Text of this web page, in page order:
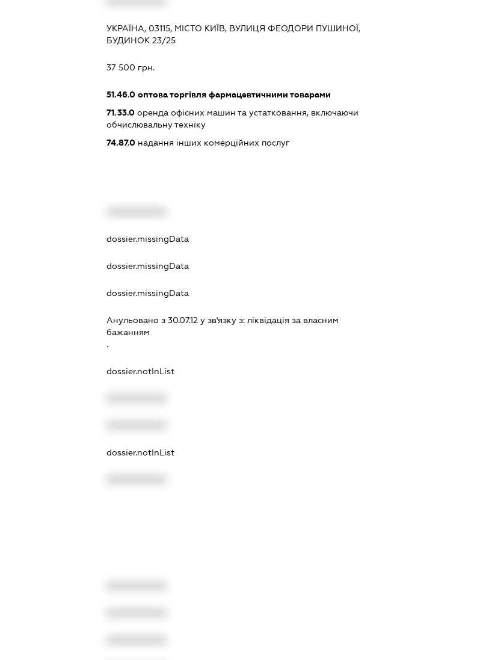
УКРАЇНА, 03115, МІСТО КИЇВ, ВУЛИЦЯ ФЕОДОРИ ПУШИНОЇ,
БУДИНОК 23/25
37 500 грн.
51.46.0оптова торгівля фармацевтичними товарами
71.33.0оренда офісних машин та устатковання, включаючи
обчислювальну техніку
74.87.0надання інших комерційних послуг
dossier.missingData
dossier.missingData
dossier.missingData
Анульовано з 30.07.12 у зв'язку з: лiквiдацiя за власним
бажанням
.
dossier.notInList
dossier.notInList